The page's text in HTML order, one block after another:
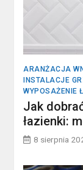
ARANŻACJA
INSTALACJE
WYPOSAŻENIE
Jak
łazienki:
8 sierpnia